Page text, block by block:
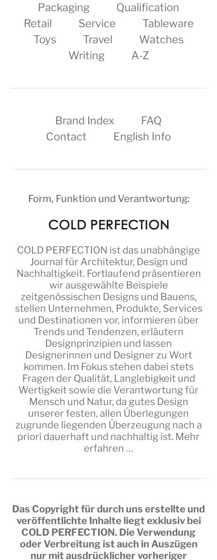
Packaging
Qualification
Retail
Service
Tableware
Toys
Travel
Watches
Writing
A-Z
Brand Index
FAQ
Contact
English Info
Form, Funktion und Verantwortung:
COLD PERFECTION ist das unabhängige
Journal für Architektur, Design und
Nachhaltigkeit. Fortlaufend präsentieren
wir ausgewählte Beispiele
zeitgenössischen Designs und Bauens,
stellen Unternehmen, Produkte, Services
und Destinationen vor, informieren über
Trends und Tendenzen, erläutern
Designprinzipien und lassen
Designerinnen und Designer zu Wort
kommen. Im Fokus stehen dabei stets
Fragen der Qualität, Langlebigkeit und
Wertigkeit sowie die Verantwortung für
Mensch und Natur, da gutes Design
unserer festen, allen Überlegungen
zugrunde liegenden Überzeugung nach a
priori dauerhaft und nachhaltig ist. Mehr
erfahren …
Das Copyright für durch uns erstellte und
veröffentlichte Inhalte liegt exklusiv bei
COLD PERFECTION. Die Verwendung
oder Verbreitung ist auch in Auszügen
nur mit ausdrücklicher vorheriger